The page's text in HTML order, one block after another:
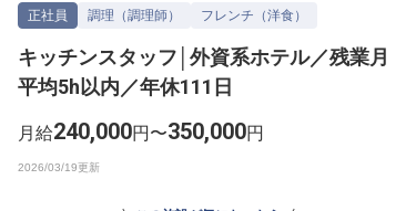
正社員 調理（調理師） フレンチ（洋食）
キッチンスタッフ│外資系ホテル／残業月
平均5h以内／年休111日
月給240,000円〜350,000円